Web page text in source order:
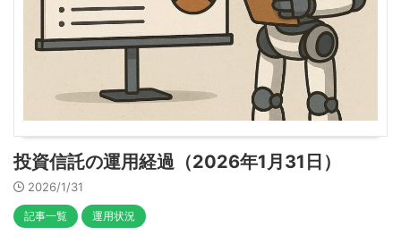
投資信託の運用経過（2026年1月31日）
2026/1/31
記事一覧 運用状況